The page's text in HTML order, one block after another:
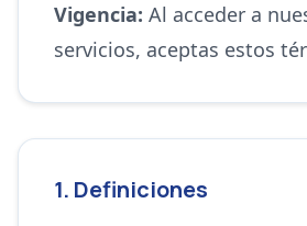
Vigencia: Al acceder a
servicios, aceptas estos
1. Definiciones